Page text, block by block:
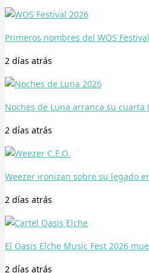
Primeros nombres del WOS
2 días atrás
Noches de Luna arranca su cuarta
2 días atrás
Weezer ironizan sobre su legado en
2 días atrás
El Oasis Elche Music Fest 2026
2 días atrás